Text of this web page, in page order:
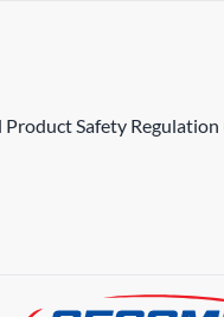
Safety Regulation